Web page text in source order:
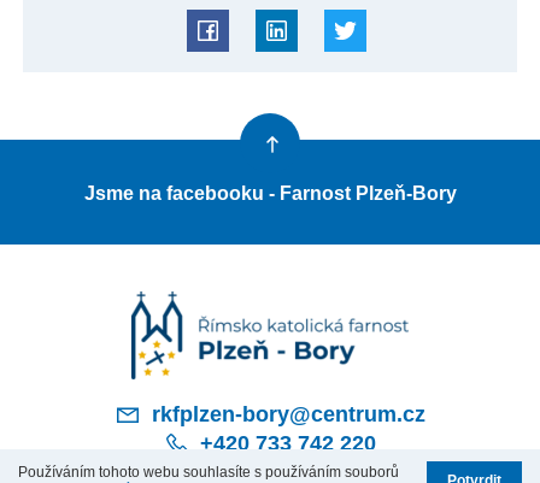
Jsme na facebooku - Farnost Plzeň-Bory
rkfplzen-bory@centrum.cz
+420 733 742 220
Používáním tohoto webu souhlasíte s používáním souborů